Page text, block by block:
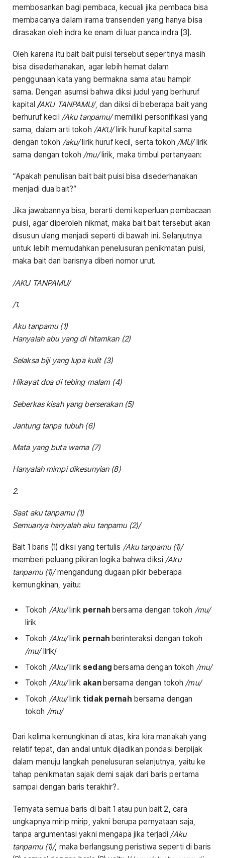
membosankan bagi pembaca, kecuali jika pembaca bisa
membacanya dalam irama transenden yang hanya bisa
dirasakan oleh indra ke enam di luar panca indra [3].
Oleh karena itu bait bait puisi tersebut sepertinya masih
bisa disederhanakan, agar lebih hemat dalam
penggunaan kata yang bermakna sama atau hampir
sama. Dengan asumsi bahwa diksi judul yang berhuruf
kapital /AKU TANPAMU/, dan diksi di beberapa bait yang
berhuruf kecil /Aku tanpamu/memiliki personifikasi yang
sama, dalam arti tokoh /AKU/lirik huruf kapital sama
dengan tokoh /aku/lirik huruf kecil, serta tokoh/MU/lirik
sama dengan tokoh/mu/lirik, maka timbul pertanyaan:
“Apakah penulisan bait bait puisi bisa disederhanakan
menjadi dua bait?”
Jika jawabannya bisa, berarti demi keperluan pembacaan
puisi, agar diperoleh nikmat, maka bait bait tersebut akan
disusun ulang menjadi seperti di bawah ini. Selanjutnya
untuk lebih memudahkan penelusuran penikmatan puisi,
maka bait dan barisnya diberi nomor urut.
/AKU TANPAMU/
/1.
Aku tanpamu (1)
Hanyalah abu yang di hitamkan (2)
Selaksa biji yang lupa kulit (3)
Hikayat doa di tebing malam (4)
Seberkas kisah yang berserakan (5)
Jantung tanpa tubuh (6)
Mata yang buta warna (7)
Hanyalah mimpi dikesunyian (8)
2.
Saat aku tanpamu (1)
Semuanya hanyalah aku tanpamu (2)/
Bait 1 baris (1) diksi yang tertulis /Aku tanpamu (1)/
memberi peluang pikiran logika bahwa diksi/Aku
tanpamu (1)/mengandung dugaan pikir beberapa
kemungkinan, yaitu:
Tokoh /Aku/lirik pernah bersama dengan tokoh /mu/
lirik
Tokoh /Aku/lirik pernahberinteraksi dengan tokoh
/mu/lirik/
Tokoh /Aku/lirik sedangbersama dengan tokoh /mu/
Tokoh /Aku/lirik akan bersama dengan tokoh/mu/
Tokoh /Aku/liriktidak pernah bersama dengan
tokoh /mu/
Dari kelima kemungkinan di atas, kira kira manakah yang
relatif tepat, dan andal untuk dijadikan pondasi berpijak
dalam menuju langkah penelusuran selanjutnya, yaitu ke
tahap penikmatan sajak demi sajak dari baris pertama
sampai dengan baris terakhir?.
Ternyata semua baris di bait 1 atau pun bait 2, cara
ungkapnya mirip mirip, yakni berupa pernyataan saja,
tanpa argumentasi yakni mengapa jika terjadi /Aku
tanpamu (1)/, maka berlangsung peristiwa seperti di baris